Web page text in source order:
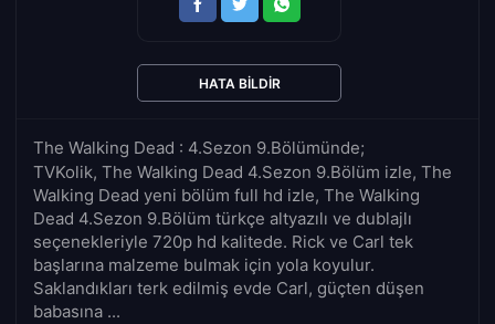
The Walking Dead : 4.Sezon 9.Bölümünde;
TVKolik, The Walking Dead 4.Sezon 9.Bölüm izle, The
Walking Dead yeni bölüm full hd izle, The Walking
Dead 4.Sezon 9.Bölüm türkçe altyazılı ve dublajlı
seçenekleriyle 720p hd kalitede. Rick ve Carl tek
başlarına malzeme bulmak için yola koyulur.
Saklandıkları terk edilmiş evde Carl, güçten düşen
babasına ...
HATA BILDIR